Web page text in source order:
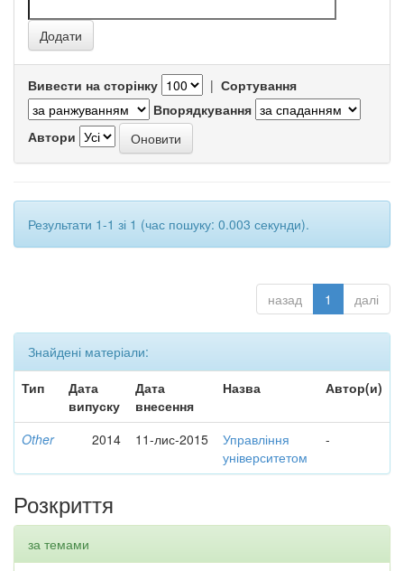
Вивести на сторінку | Сортування
Впорядкування
Автори
Результати 1-1 зі 1 (час пошуку: 0.003 секунди).
назад 1 далі
Знайдені матеріали:
Тип
Дата
випуску
Дата
внесення
Назва Автор(и)
Other 2014 11-лис-2015
Управління
університетом
-
Розкриття
за темами